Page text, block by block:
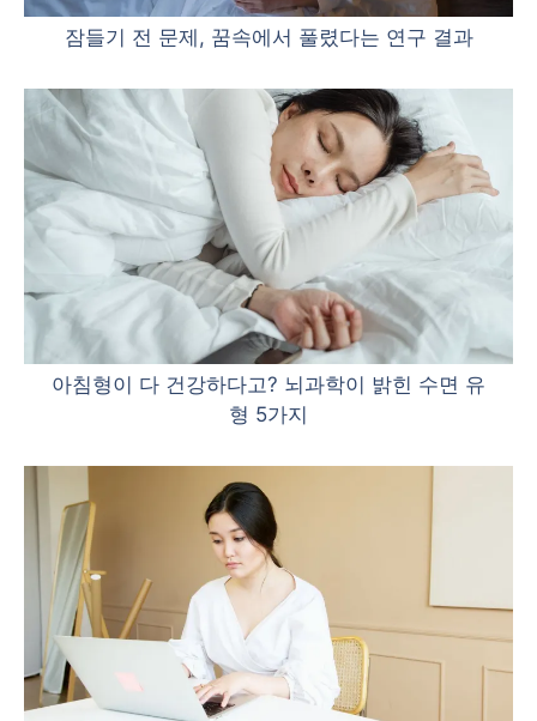
잠들기 전 문제, 꿈속에서 풀렸다는 연구 결과
아침형이 다 건강하다고? 뇌과학이 밝힌 수면 유
형 5가지